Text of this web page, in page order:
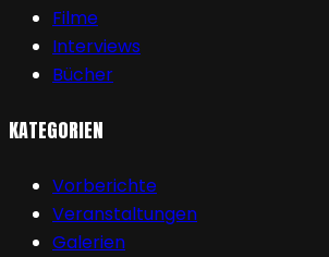
Filme
Interviews
Bücher
KATEGORIEN
Vorberichte
Veranstaltungen
Galerien